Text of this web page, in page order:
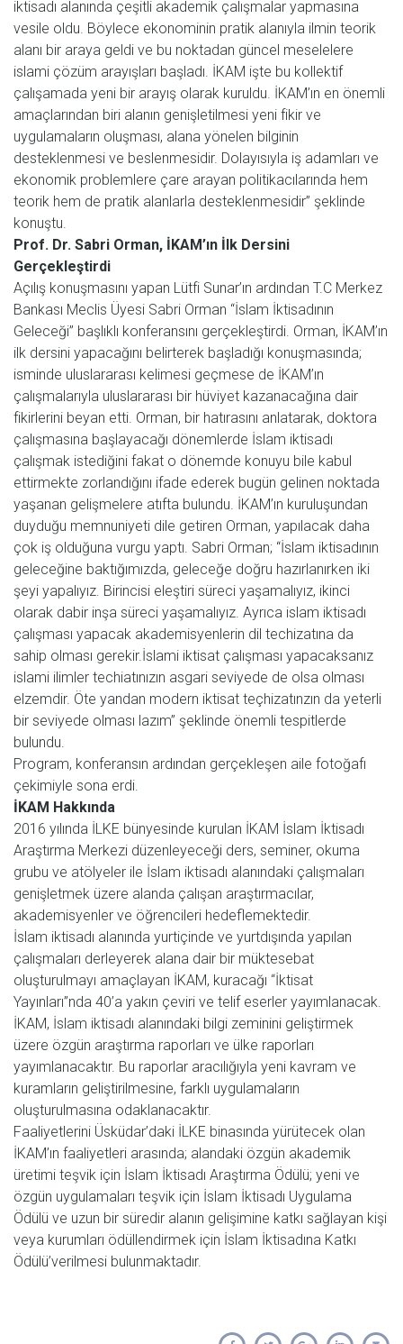
iktisadı alanında çeşitli akademik çalışmalar yapmasına
vesile oldu. Böylece ekonominin pratik alanıyla ilmin teorik
alanı bir araya geldi ve bu noktadan güncel meselelere
islami çözüm arayışları başladı. İKAM işte bu kollektif
çalışamada yeni bir arayış olarak kuruldu. İKAM’ın en önemli
amaçlarından biri alanın genişletilmesi yeni fikir ve
uygulamaların oluşması, alana yönelen bilginin
desteklenmesi ve beslenmesidir. Dolayısıyla iş adamları ve
ekonomik problemlere çare arayan politikacılarında hem
teorik hem de pratik alanlarla desteklenmesidir” şeklinde
konuştu.
Prof. Dr. Sabri Orman, İKAM’ın İlk Dersini
Gerçekleştirdi
Açılış konuşmasını yapan Lütfi Sunar’ın ardından T.C Merkez
Bankası Meclis Üyesi Sabri Orman “İslam İktisadının
Geleceği” başlıklı konferansını gerçekleştirdi. Orman, İKAM’ın
ilk dersini yapacağını belirterek başladığı konuşmasında;
isminde uluslararası kelimesi geçmese de İKAM’ın
çalışmalarıyla uluslararası bir hüviyet kazanacağına dair
fikirlerini beyan etti. Orman, bir hatırasını anlatarak, doktora
çalışmasına başlayacağı dönemlerde İslam iktisadı
çalışmak istediğini fakat o dönemde konuyu bile kabul
ettirmekte zorlandığını ifade ederek bugün gelinen noktada
yaşanan gelişmelere atıfta bulundu. İKAM’ın kuruluşundan
duyduğu memnuniyeti dile getiren Orman, yapılacak daha
çok iş olduğuna vurgu yaptı. Sabri Orman; “İslam iktisadının
geleceğine baktığımızda, geleceğe doğru hazırlanırken iki
şeyi yapalıyız. Birincisi eleştiri süreci yaşamalıyız, ikinci
olarak dabir inşa süreci yaşamalıyız. Ayrıca islam iktisadı
çalışması yapacak akademisyenlerin dil techizatına da
sahip olması gerekir.İslami iktisat çalışması yapacaksanız
islami ilimler techiatınızın asgari seviyede de olsa olması
elzemdir. Öte yandan modern iktisat teçhizatınzın da yeterli
bir seviyede olması lazım” şeklinde önemli tespitlerde
bulundu.
Program, konferansın ardından gerçekleşen aile fotoğafı
çekimiyle sona erdi.
İKAM Hakkında
2016 yılında İLKE bünyesinde kurulan İKAM İslam İktisadı
Araştırma Merkezi düzenleyeceği ders, seminer, okuma
grubu ve atölyeler ile İslam iktisadı alanındaki çalışmaları
genişletmek üzere alanda çalışan araştırmacılar,
akademisyenler ve öğrencileri hedeflemektedir.
İslam iktisadı alanında yurtiçinde ve yurtdışında yapılan
çalışmaları derleyerek alana dair bir müktesebat
oluşturulmayı amaçlayan İKAM, kuracağı “İktisat
Yayınları”nda 40’a yakın çeviri ve telif eserler yayımlanacak.
İKAM, İslam iktisadı alanındaki bilgi zeminini geliştirmek
üzere özgün araştırma raporları ve ülke raporları
yayımlanacaktır. Bu raporlar aracılığıyla yeni kavram ve
kuramların geliştirilmesine, farklı uygulamaların
oluşturulmasına odaklanacaktır.
Faaliyetlerini Üsküdar’daki İLKE binasında yürütecek olan
İKAM’ın faaliyetleri arasında; alandaki özgün akademik
üretimi teşvik için İslam İktisadı Araştırma Ödülü; yeni ve
özgün uygulamaları teşvik için İslam İktisadı Uygulama
Ödülü ve uzun bir süredir alanın gelişimine katkı sağlayan kişi
veya kurumları ödüllendirmek için İslam İktisadına Katkı
Ödülü’verilmesi bulunmaktadır.